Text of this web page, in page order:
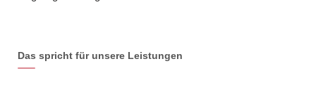
Das spricht für unsere Leistungen